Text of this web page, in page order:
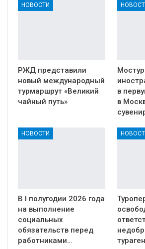
НОВОСТИ
РЖД представили
новый международный
турмаршрут «Великий
чайный путь»
в
в
НОВОСТИ
В I полугодии 2026 года
на выполнение
социальных
обязательств перед
работниками…